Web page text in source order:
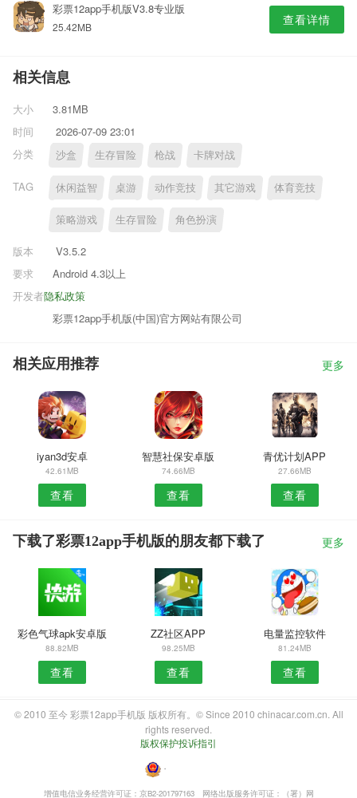
彩票12app手机版V3.8专业版
25.42MB 查看详情
相关信息
大小
3.81MB
时间
2026-07-09 23:01
分类
沙盒 生存冒险 枪战 卡牌对战
TAG 休闲益智 桌游 动作竞技 其它游戏 体育竞技
策略游戏 生存冒险 角色扮演
版本
V3.5.2
要求
Android 4.3以上
隐私政策
开发者
彩票12app手机版(中国)官方网站有限公司
相关应用推荐 更多
iyan3d安卓
42.61MB
查看
智慧社保安卓版
74.66MB
查看
青优计划APP
27.66MB
查看
下载了彩票12app手机版的朋友都下载了 更多
彩色气球apk安卓版
88.82MB
查看
ZZ社区APP
98.25MB
查看
电量监控软件
81.24MB
查看
© 2010 至今 彩票12app手机版 版权所有。© Since 2010 chinacar.com.cn. All
rights reserved.
版权保护投诉指引
・
增值电信业务经营许可证：京B2-201797163 网络出版服务许可证：（署）网